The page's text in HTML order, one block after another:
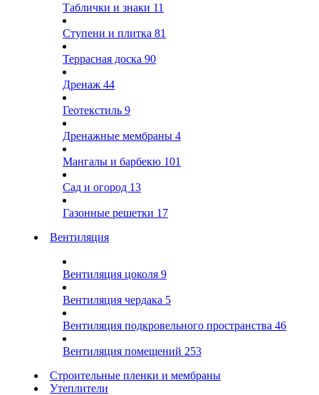
Таблички и знаки 11
Ступени и плитка 81
Террасная доска 90
Дренаж 44
Геотекстиль 9
Дренажные мембраны 4
Мангалы и барбекю 101
Сад и огород 13
Газонные решетки 17
Вентиляция
Вентиляция цоколя 9
Вентиляция чердака 5
Вентиляция подкровельного пространства 46
Вентиляция помещений 253
Строительные пленки и мембраны
Утеплители